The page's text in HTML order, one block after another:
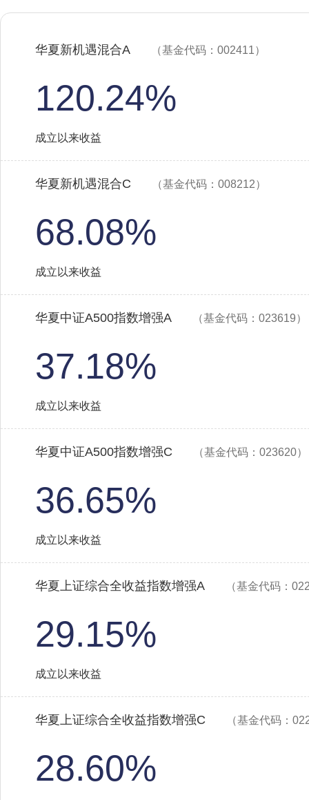
华夏新机遇混合A （基金代码：002411）
120.24%
成立以来收益
华夏新机遇混合C （基金代码：008212）
68.08%
成立以来收益
华夏中证A500指数增强A （基金代码：023619）
37.18%
成立以来收益
华夏中证A500指数增强C （基金代码：023620）
36.65%
成立以来收益
华夏上证综合全收益指数增强A （基金代码：
29.15%
成立以来收益
华夏上证综合全收益指数增强C （基金代码：
28.60%